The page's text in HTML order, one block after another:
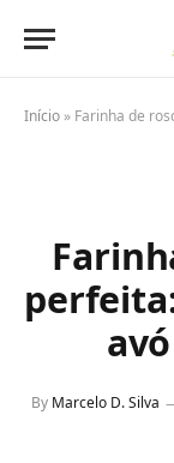
Início » Farinha de
By Marcelo D. Silva